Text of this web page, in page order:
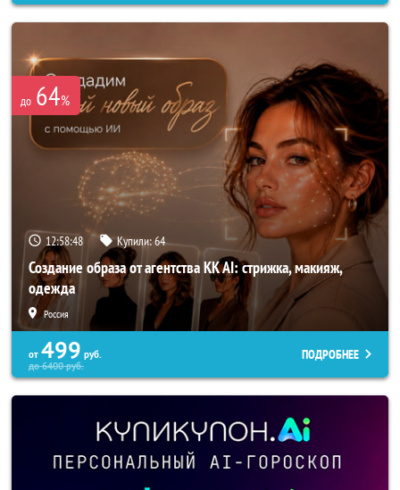
до 64%
12:58:47 Купили:64
Создание образа от агентства KK AI: стрижка, макияж,
одежда
Россия
от 499 руб.
до6400руб.
ПОДРОБНЕЕ